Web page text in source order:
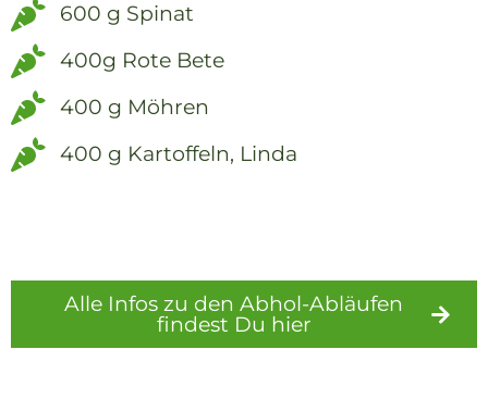
600 g Spinat
400g Rote Bete
400 g Möhren
400 g Kartoffeln, Linda
Alle Infos zu den Abhol-Abläufen
findest Du hier
Externer Link